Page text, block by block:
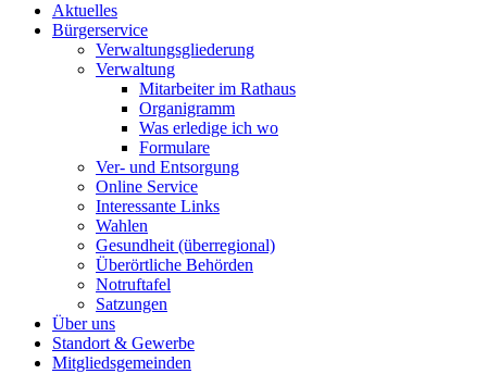
Aktuelles
Bürgerservice
Verwaltungsgliederung
Verwaltung
Mitarbeiter im Rathaus
Organigramm
Was erledige ich wo
Formulare
Ver- und Entsorgung
Online Service
Interessante Links
Wahlen
Gesundheit (überregional)
Überörtliche Behörden
Notruftafel
Satzungen
Über uns
Standort & Gewerbe
Mitgliedsgemeinden